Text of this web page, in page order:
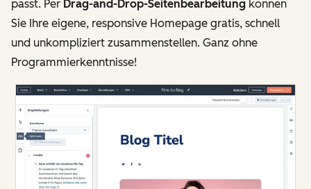
passt. Per Drag-and-Drop-Seitenbearbeitung können
Sie Ihre eigene, responsive Homepage gratis, schnell
und unkompliziert zusammenstellen. Ganz ohne
Programmierkenntnisse!